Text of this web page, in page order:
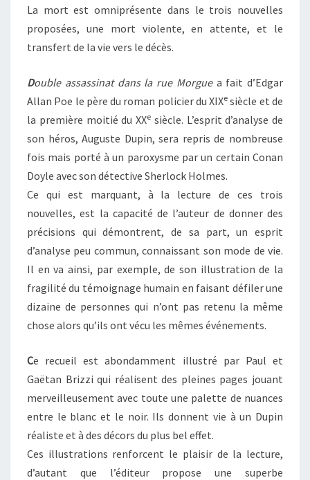
La mort est omniprésente dans le trois nouvelles
proposées, une mort violente, en attente, et le
transfert de la vie vers le décès.
Double assassinat dans la rue Morguea fait d’Edgar
Allan Poe le père du roman policier du XIXe siècle et de
la première moitié du XXe siècle. L’esprit d’analyse de
son héros, Auguste Dupin, sera repris de nombreuse
fois mais porté à un paroxysme par un certain Conan
Doyle avec son détective Sherlock Holmes.
Ce qui est marquant, à la lecture de ces trois
nouvelles, est la capacité de l’auteur de donner des
précisions qui démontrent, de sa part, un esprit
d’analyse peu commun, connaissant son mode de vie.
Il en va ainsi, par exemple, de son illustration de la
fragilité du témoignage humain en faisant défiler une
dizaine de personnes qui n’ont pas retenu la même
chose alors qu’ils ont vécu les mêmes événements.
Ce recueil est abondamment illustré par Paul et
Gaëtan Brizzi qui réalisent des pleines pages jouant
merveilleusement avec toute une palette de nuances
entre le blanc et le noir. Ils donnent vie à un Dupin
réaliste et à des décors du plus bel effet.
Ces illustrations renforcent le plaisir de la lecture,
d’autant que l’éditeur propose une superbe